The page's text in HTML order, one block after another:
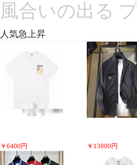
風合いの出る
人気急上昇
￥ 6400 円 ￥ 13800 円